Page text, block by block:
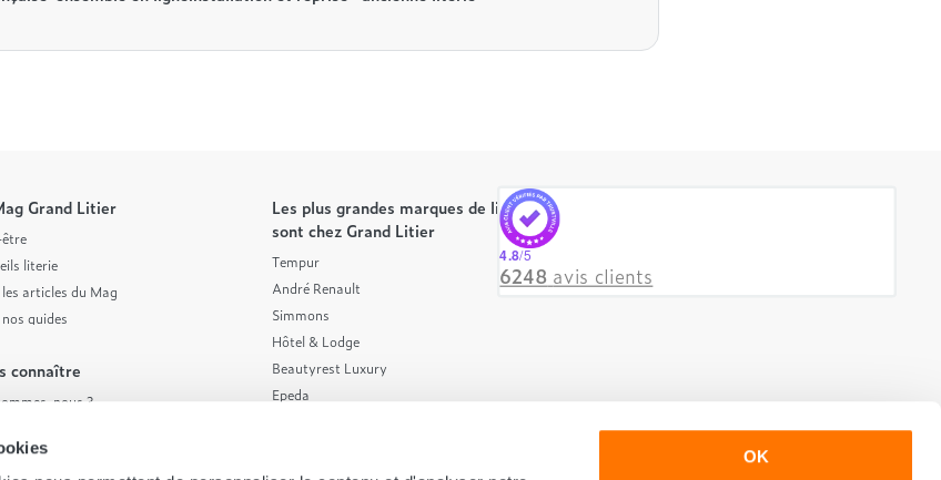
OK
Grand Litier
literie
articles du Mag
guides
connaître
nous ?
Les plus grandes marques de literie
sont chez Grand Litier
Tempur
André Renault
Simmons
Hôtel & Lodge
Beautyrest Luxury
Epeda
4.8/5
6248 avis clients